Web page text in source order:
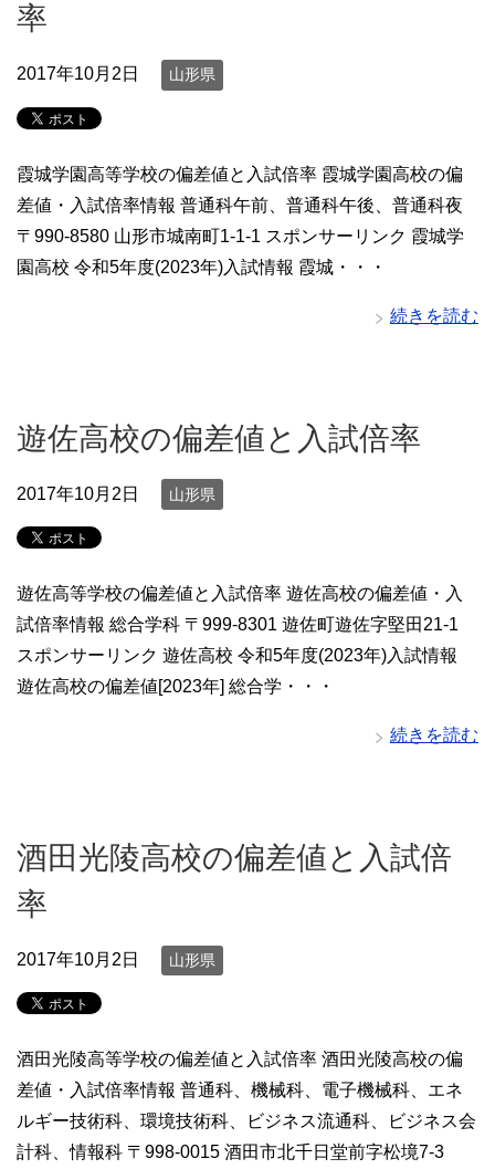
率
2017年10月2日 山形県
霞城学園高等学校の偏差値と入試倍率 霞城学園高校の偏
差値・入試倍率情報 普通科午前、普通科午後、普通科夜
〒990-8580 山形市城南町1-1-1 スポンサーリンク 霞城学
園高校 令和5年度(2023年)入試情報 霞城・・・
続きを読む
遊佐高校の偏差値と入試倍率
2017年10月2日 山形県
遊佐高等学校の偏差値と入試倍率 遊佐高校の偏差値・入
試倍率情報 総合学科 〒999-8301 遊佐町遊佐字堅田21-1
スポンサーリンク 遊佐高校 令和5年度(2023年)入試情報
遊佐高校の偏差値[2023年] 総合学・・・
続きを読む
酒田光陵高校の偏差値と入試倍
率
2017年10月2日 山形県
酒田光陵高等学校の偏差値と入試倍率 酒田光陵高校の偏
差値・入試倍率情報 普通科、機械科、電子機械科、エネ
ルギー技術科、環境技術科、ビジネス流通科、ビジネス会
計科、情報科 〒998-0015 酒田市北千日堂前字松境7-3